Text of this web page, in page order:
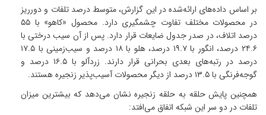
بر اساس داده‌های ارائه‌شده در این گزارش، متوسط درصد تلفات و دورریز
در محصولات مختلف تفاوت چشمگیری دارد. محصول «کاهو» با ۵۵
درصد اتلاف، در صدر جدول ضایعات قرار دارد. پس از آن سیب درختی با
۲۴.۶درصد، انگور با۱۹.۷ درصد، هلو با۱۸ درصد و سیب‌زمینی با ۱۷.۵
درصد در رتبه‌های بعدی بحرانی قرار دارند. زردآلو با ۱۶.۵ درصد و
گوجه‌فرنگی با۱۳.۵درصد از دیگر محصولات آسیب‌پذیر زنجیره هستند.
همچنین پایش حلقه به حلقه زنجیره نشان می‌دهد که بیشترین میزان
تلفات در دو سر این شبکه اتفاق می‌افتد: